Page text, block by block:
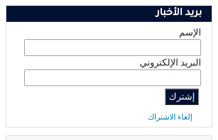
بريد الأخبار
الإسم
البريد الإلكتروني
إلغاء الاشتراك